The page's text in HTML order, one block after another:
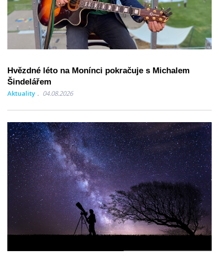
Hvězdné léto na Monínci pokračuje s Michalem
Šindelářem
Aktuality 04.08.2026